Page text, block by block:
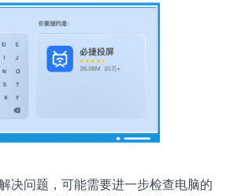
决问题，可能需要进一步检查电脑的